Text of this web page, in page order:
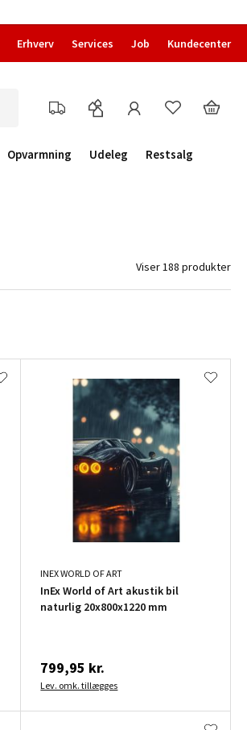
Erhverv Services Job Kundecenter
Opvarmning Udeleg
Restsalg
INEX WORLD OF ART
InEx World of Art akustik bil
naturlig 20x800x1220 mm
799,95 kr.
Lev. omk. tillægges
Viser 188 produkter